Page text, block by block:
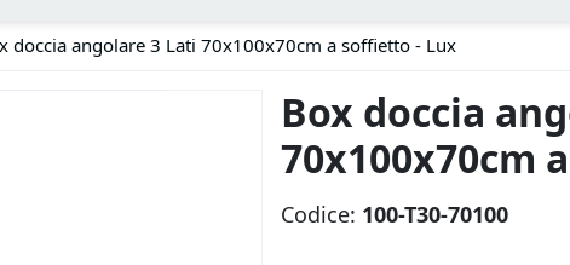
doccia angolare 3 Lati 70x100x70cm a soffietto - Lux
Box doccia
70x100x70cm
Codice: 100-T30-70100